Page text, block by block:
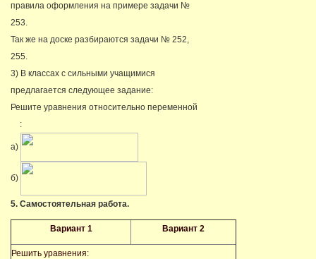
правила оформления на примере задачи №
253.
Так же на доске разбираются задачи № 252,
255.
3) В классах с сильными учащимися
предлагается следующее задание:
Решите уравнения относительно переменной
:
а)
б)
5. Самостоятельная работа.
Вариант 1 Вариант 2
Решить уравнения: